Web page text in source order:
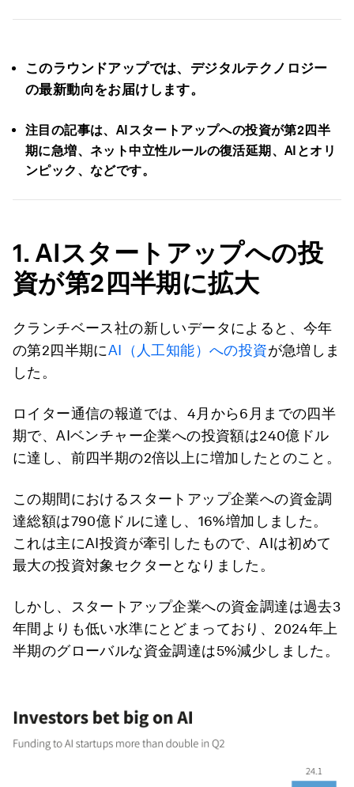
このラウンドアップでは、デジタルテクノロジー
の最新動向をお届けします。
注目の記事は、 AIスタートアップへの投資が第2四半
期に急増、ネット中立性ルールの復活延期、 AI とオリ
ンピック、などです。
1. AIスタートアップへの投
資が第2四半期に拡大
クランチベース社の新しいデータによると、今年
の第2四半期にAI（人工知能）への投資が急増しま
した。
ロイター通信の報道では、4月から6月までの四半
期で、AIベンチャー企業への投資額は240億ドル
に達し、前四半期の2倍以上に増加したとのこと。
この期間におけるスタートアップ企業への資金調
達総額は790億ドルに達し、16%増加しました。
これは主にAI投資が牽引したもので、AIは初めて
最大の投資対象セクターとなりました。
しかし、スタートアップ企業への資金調達は過去3
年間よりも低い水準にとどまっており、2024年上
半期のグローバルな資金調達は5%減少しました。